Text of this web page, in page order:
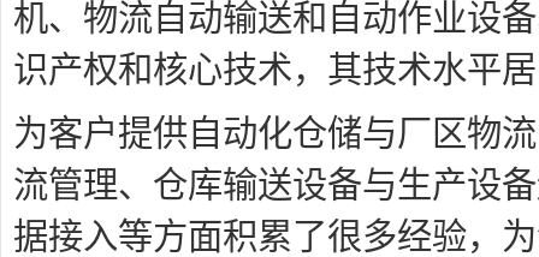
机、物流自动输送和自动作业设
识产权和核心技术，其技术水平
为客户提供自动化仓储与厂区物
流管理、仓库输送设备与生产设
据接入等方面积累了很多经验，